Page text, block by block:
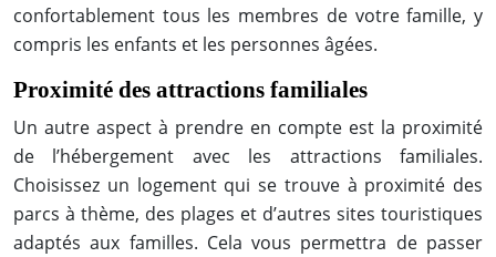
confortablement tous les membres de votre famille, y
compris les enfants et les personnes âgées.
Proximité des attractions familiales
Un autre aspect à prendre en compte est la proximité
de l’hébergement avec les attractions familiales.
Choisissez un logement qui se trouve à proximité des
parcs à thème, des plages et d’autres sites touristiques
adaptés aux familles. Cela vous permettra de passer